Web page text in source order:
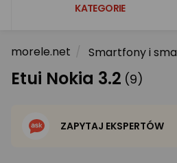
KATEGORIE
Laptopy
Komputery
Gaming
morele.net Smartfony i
Etui Nokia 3.2 (9)
ZAPYTAJ EKSPERTÓW